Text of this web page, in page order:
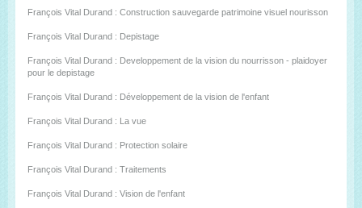
François Vital Durand : Construction sauvegarde patrimoine visuel nourisson
François Vital Durand : Depistage
François Vital Durand : Developpement de la vision du nourrisson - plaidoyer
pour le depistage
François Vital Durand : Développement de la vision de l'enfant
François Vital Durand : La vue
François Vital Durand : Protection solaire
François Vital Durand : Traitements
François Vital Durand : Vision de l'enfant